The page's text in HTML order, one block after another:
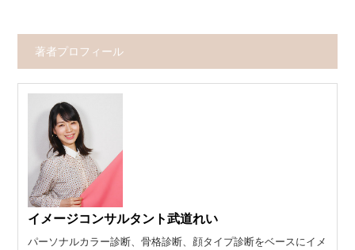
著者プロフィール
イメージコンサルタント武道れい
パーソナルカラー診断、骨格診断、顔タイプ診断をベースにイメ